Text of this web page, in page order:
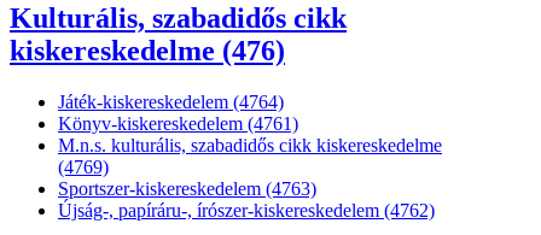
Kulturális, szabadidős cikk
kiskereskedelme (476)
Játék-kiskereskedelem (4764)
Könyv-kiskereskedelem (4761)
M.n.s. kulturális, szabadidős cikk kiskereskedelme
(4769)
Sportszer-kiskereskedelem (4763)
Újság-, papíráru-, írószer-kiskereskedelem (4762)